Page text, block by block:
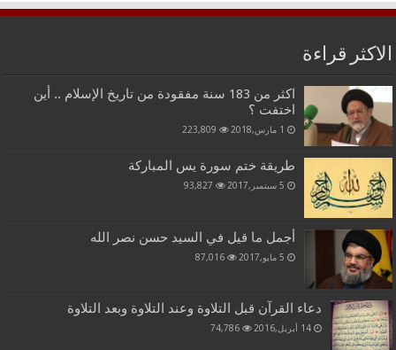
الاكثر قراءة
اكثر من 183 سنة مفقودة من تاريخ الإسلام .. أين
اختفت ؟
1 مارس,2018 223,809
طريقة ختم سورة يس المباركة
5 سبتمبر,2017 93,827
أجمل ما قيل في السيد حسن نصر الله
5 مايو,2017 87,016
دعاء القرآن قبل التلاوة وعند التلاوة وبعد التلاوة
14 أبريل,2016 74,786